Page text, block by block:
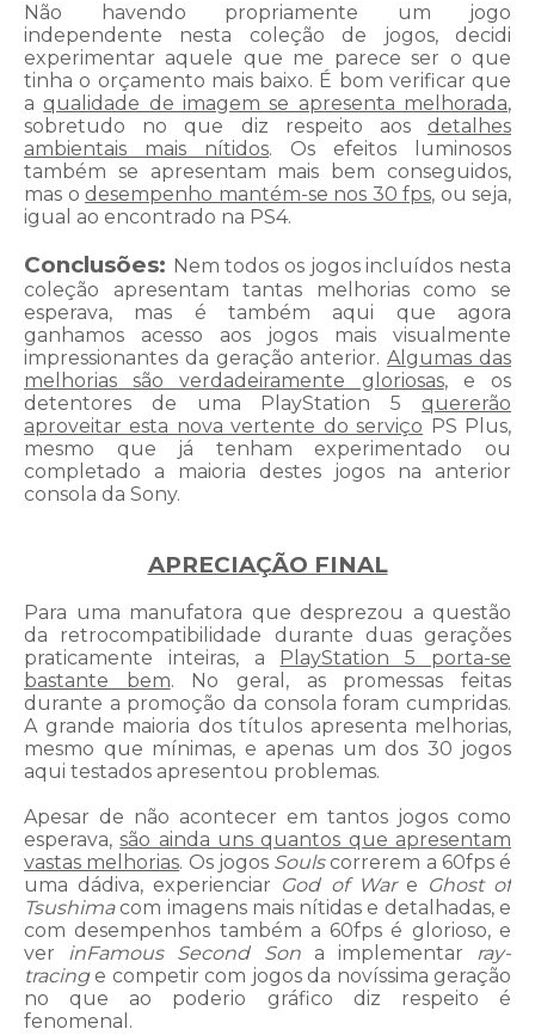
Não havendo propriamente um jogo
independente nesta coleção de jogos, decidi
experimentar aquele que me parece ser o que
tinha o orçamento mais baixo. É bom verificar que
aqualidade de imagem se apresenta melhorada,
sobretudo no que diz respeito aos detalhes
ambientais mais nítidos. Os efeitos luminosos
também se apresentam mais bem conseguidos,
mas o desempenho mantém-se nos 30 fps, ou seja,
igual ao encontrado na PS4.
Conclusões: Nem todos os jogos incluídos nesta
coleção apresentam tantas melhorias como se
esperava, mas é também aqui que agora
ganhamos acesso aos jogos mais visualmente
impressionantes da geração anterior.Algumas das
melhorias são verdadeiramente gloriosas, e os
detentores de uma PlayStation 5 quererão
aproveitar esta nova vertente do serviço PS Plus,
mesmo que já tenham experimentado ou
completado a maioria destes jogos na anterior
consola da Sony.
APRECIAÇÃO FINAL
Para uma manufatora que desprezou a questão
da retrocompatibilidade durante duas gerações
praticamente inteiras, a
PlayStation 5 porta-se
bastante bem. No geral, as promessas feitas
durante a promoção da consola foram cumpridas.
A grande maioria dos títulos apresenta melhorias,
mesmo que mínimas, e apenas um dos 30 jogos
aqui testados apresentou problemas.
Apesar de não acontecer em tantos jogos como
esperava,são ainda uns quantos que apresentam
vastas melhorias. Os jogos Soulscorrerem a 60fps é
uma dádiva, experienciar God of Ware Ghost of
Tsushimacom imagens mais nítidas e detalhadas, e
com desempenhos também a 60fps é glorioso, e
ver inFamous Second Sona implementar ray-
tracinge competir com jogos da novíssima geração
no que ao poderio gráfico diz respeito é
fenomenal.